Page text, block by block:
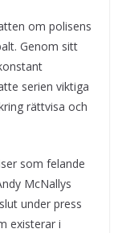
om polisens
Genom sitt
serien viktiga
rättvisa och
som felande
McNallys
under press
existerar i